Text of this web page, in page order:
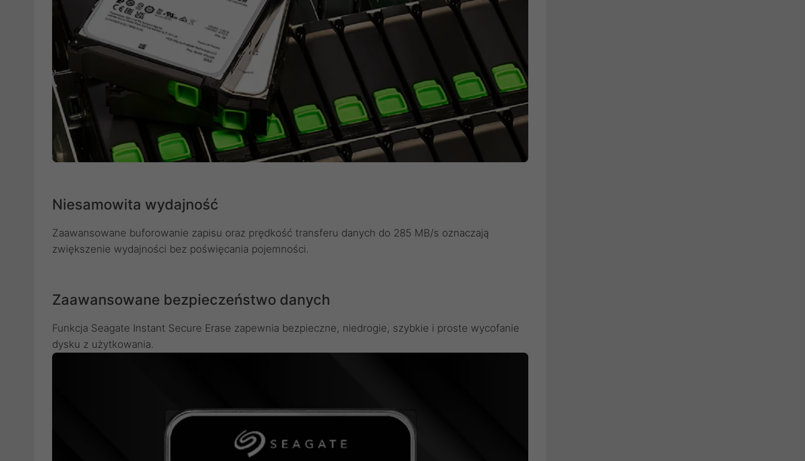
Niesamowita wydajność
Zaawansowane buforowanie zapisu oraz prędkość transferu danych do 285 MB/s oznaczają
zwiększenie wydajności bez poświęcania pojemności.
Zaawansowane bezpieczeństwo danych
Funkcja Seagate Instant Secure Erase zapewnia bezpieczne, niedrogie, szybkie i proste wycofanie
dysku z użytkowania.